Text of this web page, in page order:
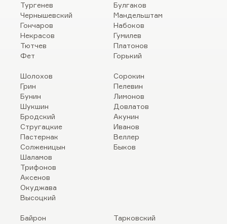
Тургенев
Чернышевский
Гончаров
Некрасов
Тютчев
Фет
Булгаков
Мандельштам
Набоков
Гумилев
Платонов
Горький
Шолохов
Грин
Бунин
Шукшин
Бродский
Стругацкие
Пастернак
Солженицын
Шаламов
Трифонов
Аксенов
Окуджава
Высоцкий
Сорокин
Пелевин
Лимонов
Довлатов
Акунин
Иванов
Веллер
Быков
Байрон
Тарковский